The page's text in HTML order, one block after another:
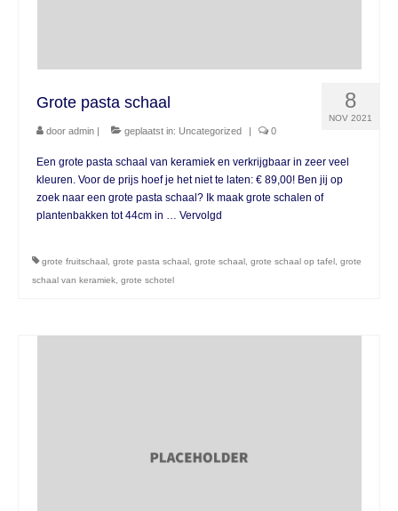
8
NOV 2021
Grote pasta schaal
door admin geplaatst in: Uncategorized 0
Een grote pasta schaal van keramiek en verkrijgbaar in zeer veel
kleuren. Voor de prijs hoef je het niet te laten: € 89,00! Ben jij op
zoek naar een grote pasta schaal? Ik maak grote schalen of
plantenbakken tot 44cm in … Vervolgd
grote fruitschaal, grote pasta schaal, grote schaal, grote schaal op tafel, grote
schaal van keramiek, grote schotel